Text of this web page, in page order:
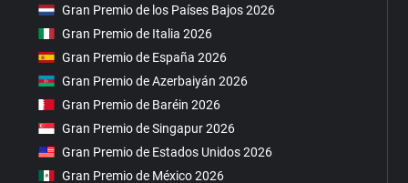
Gran Premio de los Países Bajos 2026
Gran Premio de Italia 2026
Gran Premio de España 2026
Gran Premio de Azerbaiyán 2026
Gran Premio de Baréin 2026
Gran Premio de Singapur 2026
Gran Premio de Estados Unidos 2026
Gran Premio de México 2026